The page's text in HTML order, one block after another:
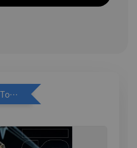
加購優惠【Competitive Toys 梅西 [CM001]】